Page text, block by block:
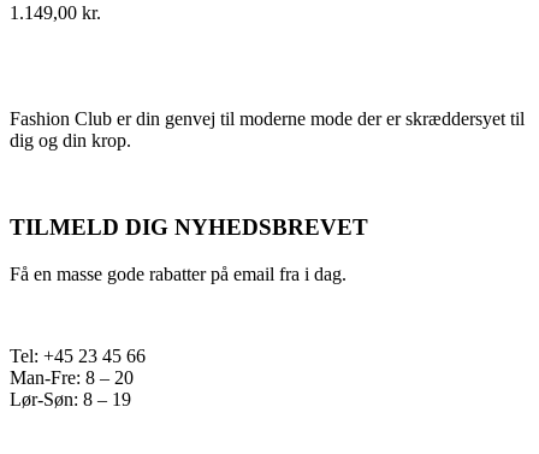
1.149,00 kr.
Fashion Club er din genvej til moderne mode der er skræddersyet til
dig og din krop.
TILMELD DIG NYHEDSBREVET
Få en masse gode rabatter på email fra i dag.
Tel: +45 23 45 66
Man-Fre: 8 – 20
Lør-Søn: 8 – 19